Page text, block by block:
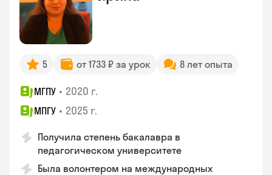
5 от 1733 ₽ за урок 8 лет опыта
МГПУ • 2020 г.
МПГУ • 2025 г.
Получила степень бакалавра в
педагогическом университете
Была волонтером на международных